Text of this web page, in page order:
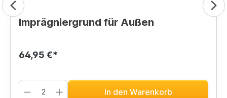
Imprägniergrund für Außen
64,95 €*
In den Warenkorb